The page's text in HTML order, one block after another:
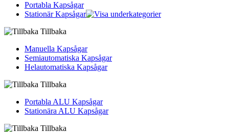
Portabla Kapsågar
Stationär Kapsågar
Tillbaka
Manuella Kapsågar
Semiautomatiska Kapsågar
Helautomatiska Kapsågar
Tillbaka
Portabla ALU Kapsågar
Stationära ALU Kapsågar
Tillbaka